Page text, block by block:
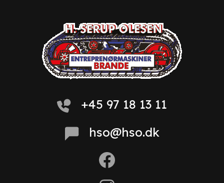
+45 97 18 13 11
hso@hso.dk